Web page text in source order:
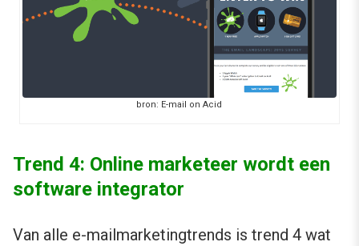
bron: E-mail on Acid
Trend 4: Online marketeer wordt een
software integrator
Van alle e-mailmarketingtrends is trend 4 wat